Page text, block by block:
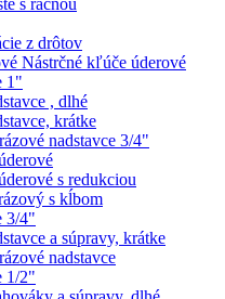
z drôtov
Nástrčné kľúče úderové
1"
, dlhé
krátke
nadstavce 3/4"
s redukciou
s kĺbom
3/4"
a súpravy, krátke
nadstavce
1/2"